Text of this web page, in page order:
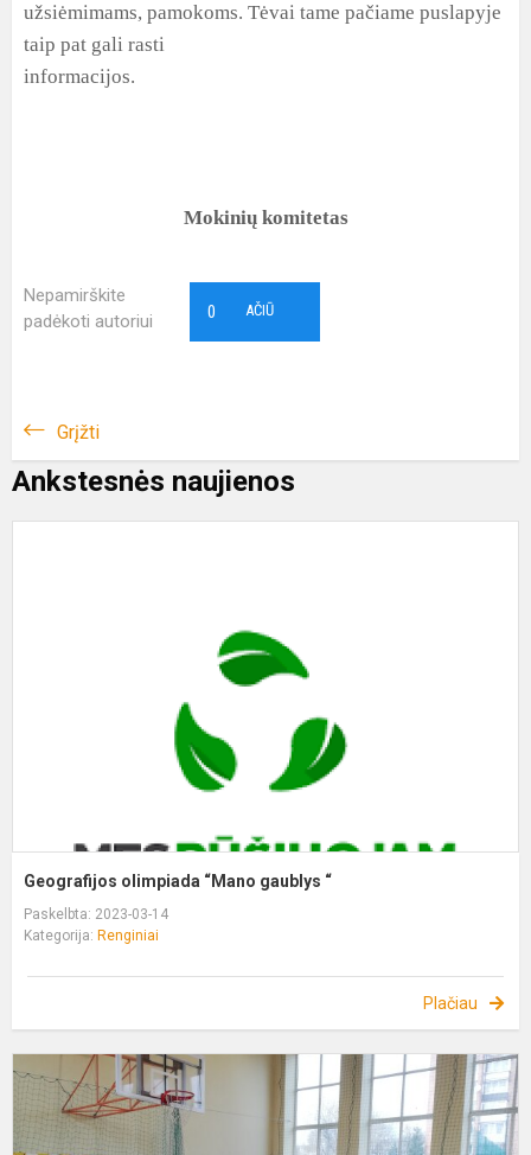
užsiėmimams, pamokoms. Tėvai tame pačiame puslapyje
taip pat gali rasti
informacijos.
Mokinių komitetas
Nepamirškite
padėkoti autoriui
AČIŪ
0
Grįžti
Ankstesnės naujienos
Geografijos olimpiada “Mano gaublys “
Paskelbta: 2023-03-14
Kategorija: Renginiai
Plačiau